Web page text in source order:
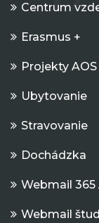
Centrum
Erasmus +
Projekty AOS
Ubytovanie
Stravovanie
Dochádzka
Webmail 365
Webmail